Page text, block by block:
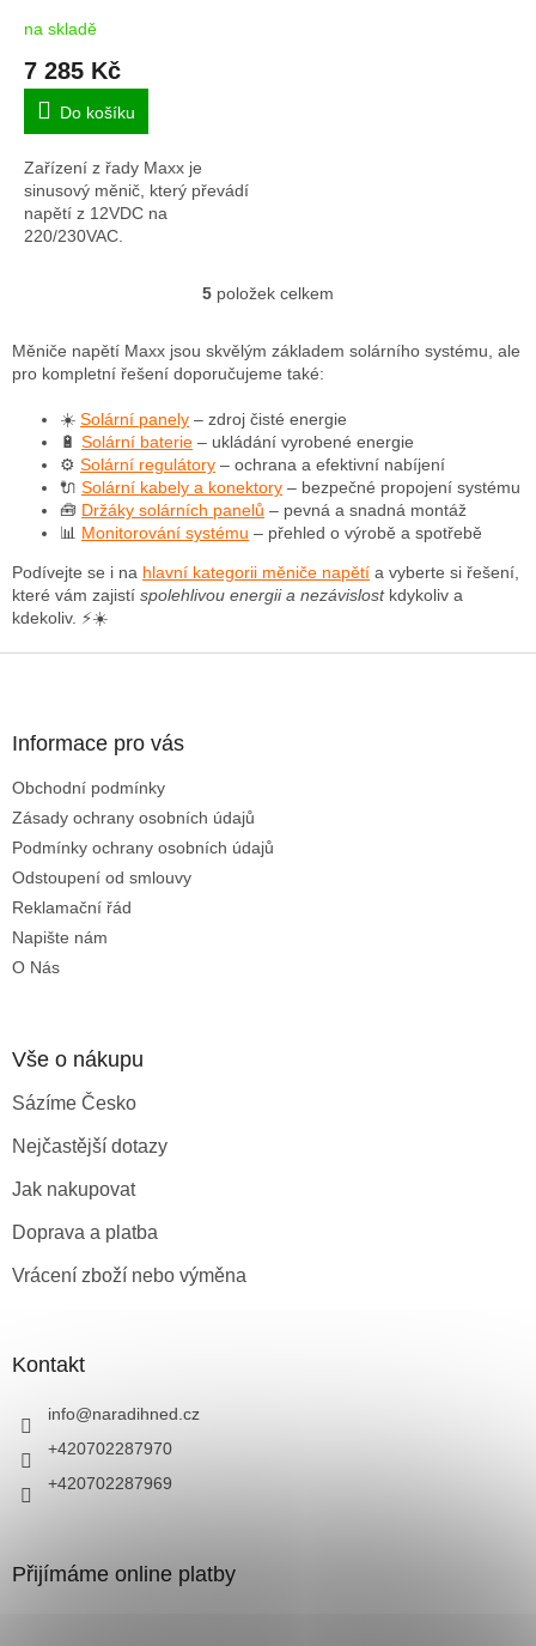
[2000W/4000W]
na skladě
7 285 Kč
Do košíku
Zařízení z řady Maxx je
sinusový měnič, který převádí
napětí z 12VDC na
220/230VAC.
kompatibilita s fotovoltaickými
O
á
a
c
í
p
r
v
y
v
5 položek celkem
Měniče napětí Maxx jsou skvělým základem solárního systému, ale
pro kompletní řešení doporučujeme také:
☀️ Solární panely – zdroj čisté energie
🔋 Solární baterie – ukládání vyrobené energie
⚙️ Solární regulátory – ochrana a efektivní nabíjení
🔌 Solární kabely a konektory – bezpečné propojení systému
🧰 Držáky solárních panelů – pevná a snadná montáž
📊 Monitorování systému – přehled o výrobě a spotřebě
Podívejte se i na hlavní kategorii měniče napětí a vyberte si řešení,
které vám zajistí spolehlivou energii a nezávislostkdykoliv a
kdekoliv. ⚡☀️
Informace pro vás
Obchodní podmínky
Zásady ochrany osobních údajů
Podmínky ochrany osobních údajů
Odstoupení od smlouvy
Reklamační řád
Napište nám
O Nás
Vše o nákupu
Sázíme Česko
Nejčastější dotazy
Jak nakupovat
Doprava a platba
Vrácení zboží nebo výměna
Kontakt
info@naradihned.cz
+420702287970
+420702287969
Přijímáme online platby